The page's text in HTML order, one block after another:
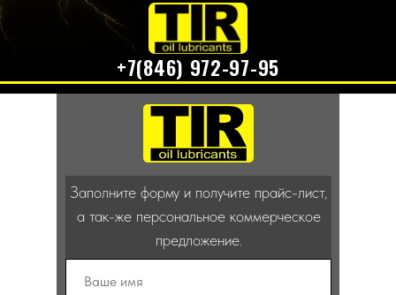
+7(846) 972-97-95
Каталог
- звонитеЗаполните форму и получите прайс-лист,
а так-же персональное коммерческое
предложение.